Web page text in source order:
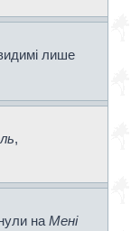
лише
,
на Мені